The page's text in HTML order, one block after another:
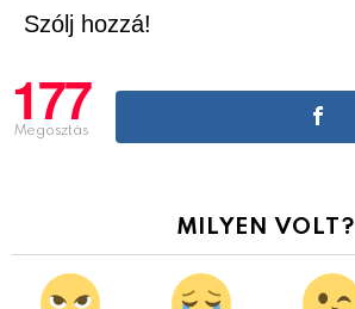
Szólj hozzá!
177
Megosztás
MILYEN VOLT?